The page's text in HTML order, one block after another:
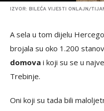
IZVOR: BILEĆA VIJESTI ONLAJN/
A sela u tom dijelu
brojala su oko 1.200
domova i koji su se u
Trebinje.
Oni koji su tada bili